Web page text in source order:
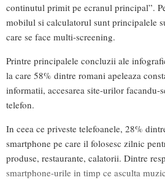
continutul primit pe ecranul principal”.
mobilul si calculatorul sunt principalele
care se face multi-screening.
Printre principalele concluzii ale
la care 58% dintre romani apeleaza
informatii, accesarea site-urilor facandu-
telefon.
In ceea ce priveste telefoanele, 28%
smartphone pe care il folosesc zilnic
produse, restaurante, calatorii. Dintre
smartphone-urile in timp ce asculta